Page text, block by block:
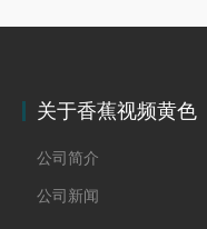
关于香蕉视频黄色
公司简介
公司新闻